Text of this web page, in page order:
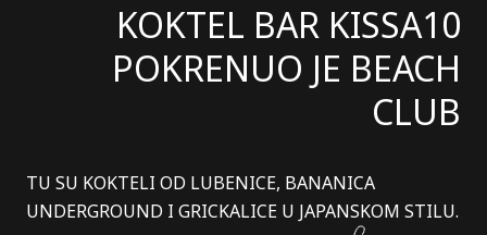
KOKTEL BAR KISSA10
POKRENUO JE BEACH
CLUB
TU SU KOKTELI OD LUBENICE, BANANICA
UNDERGROUND I GRICKALICE U JAPANSKOM STILU.